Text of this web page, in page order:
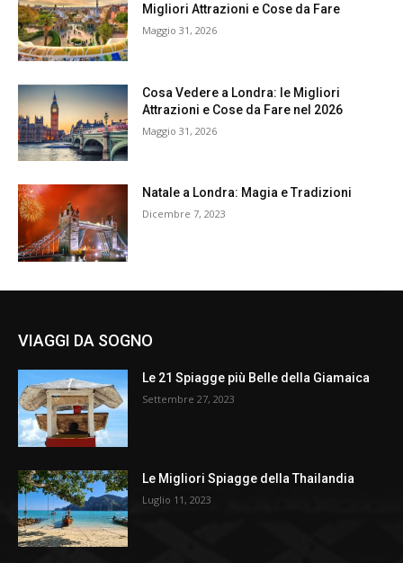
Migliori Attrazioni e Cose da Fare
Maggio 31, 2026
Cosa Vedere a Londra: le Migliori
Attrazioni e Cose da Fare nel 2026
Maggio 31, 2026
Natale a Londra: Magia e Tradizioni
Dicembre 7, 2023
VIAGGI DA SOGNO
Le 21 Spiagge più Belle della Giamaica
Settembre 27, 2023
Le Migliori Spiagge della Thailandia
Luglio 11, 2023